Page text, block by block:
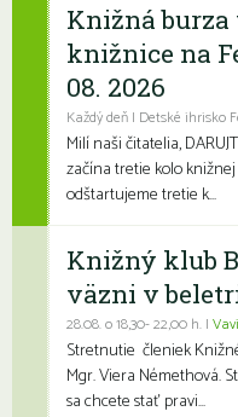
Knižná
knižnice na
08. 2026
Každý deň | Detské ihrisko
Milí naši čitatelia,
začína tretie kolo
odštartujeme tretie k...
Knižný klub
väzni v
28.08. o 18,30- 22,00 h. |
Stretnutie členiek
Mgr. Viera Némethová.
sa chcete stať pravi...